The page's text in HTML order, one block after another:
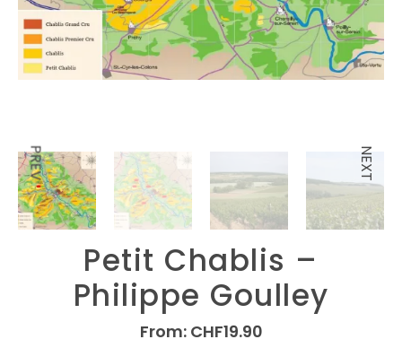
PREV NEXT
Petit Chablis –
Philippe Goulley
From: CHF19.90